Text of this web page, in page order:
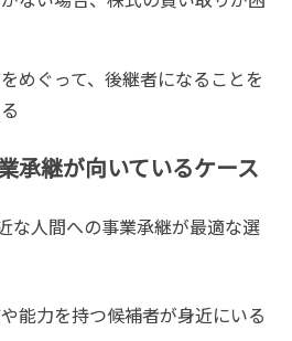
めぐって、後継者になることを
承継が向いているケース
な人間への事業承継が最適な選
能力を持つ候補者が身近にいる